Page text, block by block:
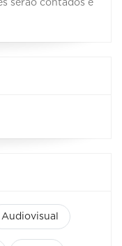
serão contados e
Audiovisual